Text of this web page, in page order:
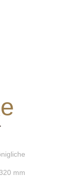
mm